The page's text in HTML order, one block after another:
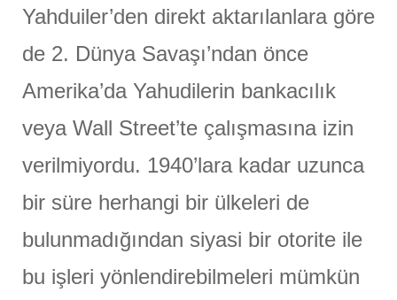
Yahduiler’den direkt aktarılanlara göre
de 2. Dünya Savaşı’ndan önce
Amerika’da Yahudilerin bankacılık
veya Wall Street’te çalışmasına izin
verilmiyordu. 1940’lara kadar uzunca
bir süre herhangi bir ülkeleri de
bulunmadığından siyasi bir otorite ile
bu işleri yönlendirebilmeleri mümkün